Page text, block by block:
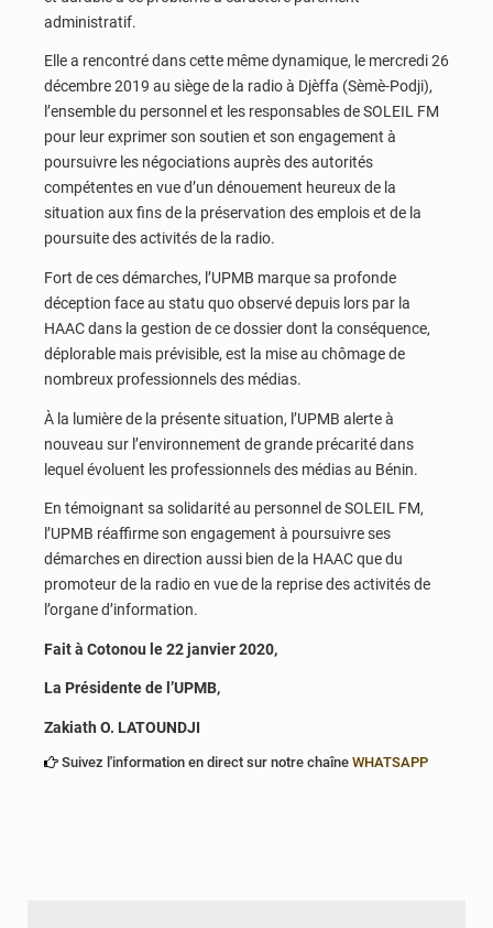
administratif.
Elle a rencontré dans cette même dynamique, le mercredi 26
décembre 2019 au siège de la radio à Djèffa (Sèmè-Podji),
l’ensemble du personnel et les responsables de SOLEIL FM
pour leur exprimer son soutien et son engagement à
poursuivre les négociations auprès des autorités
compétentes en vue d’un dénouement heureux de la
situation aux fins de la préservation des emplois et de la
poursuite des activités de la radio.
Fort de ces démarches, l’UPMB marque sa profonde
déception face au statu quo observé depuis lors par la
HAAC dans la gestion de ce dossier dont la conséquence,
déplorable mais prévisible, est la mise au chômage de
nombreux professionnels des médias.
À la lumière de la présente situation, l’UPMB alerte à
nouveau sur l’environnement de grande précarité dans
lequel évoluent les professionnels des médias au Bénin.
En témoignant sa solidarité au personnel de SOLEIL FM,
l’UPMB réaffirme son engagement à poursuivre ses
démarches en direction aussi bien de la HAAC que du
promoteur de la radio en vue de la reprise des activités de
l’organe d’information.
Fait à Cotonou le 22 janvier 2020,
La Présidente de l’UPMB,
Zakiath O. LATOUNDJI
Suivez l'information en direct sur notre chaîne WHATSAPP